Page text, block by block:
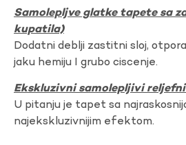
Samolepljve glatke tapete sa
kupatila)
Dodatni deblji zastitni sloj,
jaku hemiju I grubo ciscenje.
Ekskluzivni samolepljivi
U pitanju je tapet sa
najekskluzivnijim efektom.